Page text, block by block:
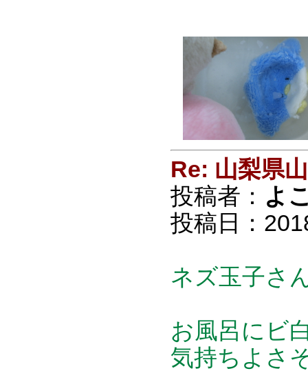
Re: 山梨県
投稿者： よ
投稿日：
ネズ玉子さ
お風呂にビ
気持ちよさ